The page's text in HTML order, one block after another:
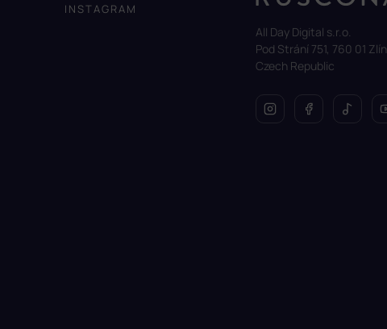
t
INSTAGRAM
All Day Digital s.r.o.
Pod Strání 751, 760 01 Zlín
Czech Republic